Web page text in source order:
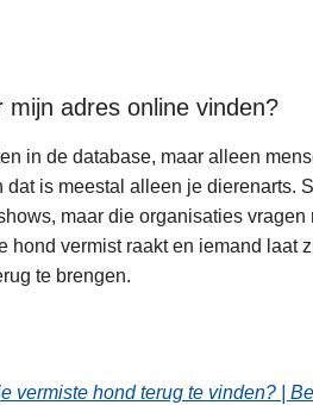
adres online vinden?
in de database, maar alleen
is meestal alleen je dierenarts.
maar die organisaties
hond vermist raakt en iemand
te brengen.
vermiste hond terug te vinden? |